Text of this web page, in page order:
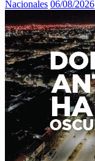
Nacionales 06/08/2026